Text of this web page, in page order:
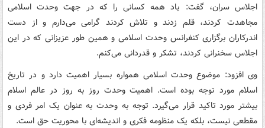
اجلاس سران، گفت: یاد همه کسانی را که در جهت وحدت اسلامی
مجاهدت کردند، قلم زدند و تلاش کردند گرامی می‌دارم و از دست
اندرکاران برگزاری کنفرانس وحدت اسلامی و همین طور عزیزانی که در این
اجلاس سخنرانی کردند، تشکر و قدردانی می‌کنم.
وی افزود: موضوع وحدت اسلامی همواره بسیار اهمیت دارد و در تاریخ
اسلام مورد توجه بوده است. اهمیت وحدت روز به روز در عالم اسلام
بیشتر مورد تاکید قرار می‌گیرد. توجه به وحدت به عنوان یک امر فردی و
مقطعی نیست، بلکه یک منظومه فکری و اندیشه‌ای با محوریت حق است.